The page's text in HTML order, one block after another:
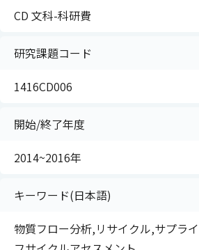
CD 文科-科研費
研究課題コード
1416CD006
開始/終了年度
2014~2016年
キーワード(日本語)
物質フロー分析,リサイクル,サプラ